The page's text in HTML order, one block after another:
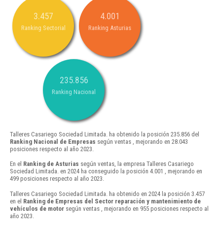
3.457
Ranking Sectorial
4.001
Ranking Asturias
235.856
Ranking Nacional
Talleres Casariego Sociedad Limitada. ha obtenido la posición 235.856 del
Ranking Nacional de Empresas según ventas , mejorando en 28.043
posiciones respecto al año 2023.
En el Ranking de Asturias según ventas, la empresa Talleres Casariego
Sociedad Limitada. en 2024 ha conseguido la posición 4.001 , mejorando en
499 posiciones respecto al año 2023.
Talleres Casariego Sociedad Limitada. ha obtenido en 2024 la posición 3.457
en el Ranking de Empresas del Sector reparación y mantenimiento de
vehículos de motor según ventas , mejorando en 955 posiciones respecto al
año 2023.